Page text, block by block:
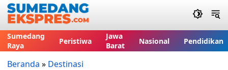
Sumedang
Raya
Peristiwa
Jawa
Barat
Nasional Pendidikan
Beranda » Destinasi